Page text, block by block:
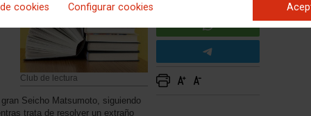
cookies Configurar cookies
Club de lectura
gran Seicho Matsumoto, siguiendo
trata de resolver un extraño